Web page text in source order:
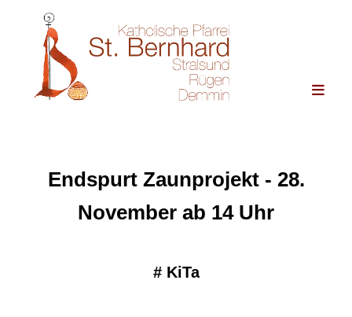
Endspurt Zaunprojekt - 28.
November ab 14 Uhr
# KiTa